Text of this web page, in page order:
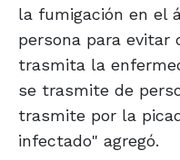
la fumigación en el
persona para evitar
trasmita la
se trasmite de
trasmite por la
infectado" agregó.